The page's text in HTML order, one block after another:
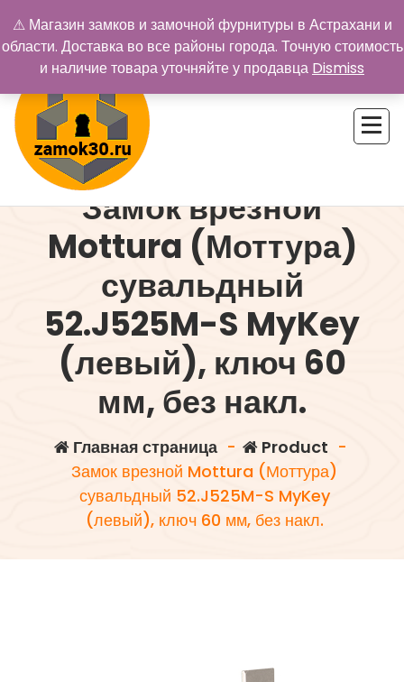
содержимому
Замок врезной
Mottura (Моттура)
сувальдный
52.J525M-S MyKey
(левый), ключ 60
мм, без накл.
Главная страница - Product -
Замок врезной Mottura (Моттура)
сувальдный 52.J525M-S MyKey
(левый), ключ 60 мм, без накл.
⚠ Магазин замков и замочной фурнитуры в Астрахани и
области. Доставка во все районы города. Точную стоимость
и наличие товара уточняйте у продавца Dismiss